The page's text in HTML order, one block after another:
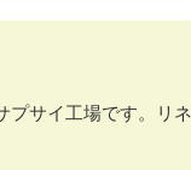
サイ工場です。リ